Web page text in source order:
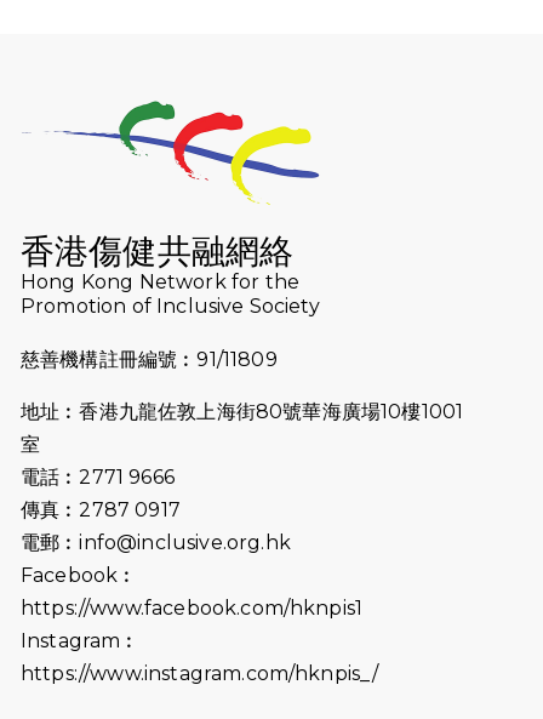
2026-07-23
猛龍長跑隊恆常練習 - 7月23日
（19:00開始）
猛龍長跑隊恆常練習 - 7月16日
2026-07-10
【猛龍戈壁118公里分享暨香港傷健共
融網絡15周年晚宴】
2026-07-09
猛龍長跑隊恆常練習 - 7月9日（19:00
2026-07-02
2026-06-25
（19:00開始）
2026-06-18
猛龍長跑隊恆常練習 - 6月18日
2026-06-11
猛龍長跑隊恆常練習 - 6月11日（19:00
香港傷健共融網絡
Hong Kong Network for the
Promotion of Inclusive Society
慈善機構註冊編號︰91/11809
地址︰香港九龍佐敦上海街80號華海廣場10樓1001
室
電話︰2771 9666
傳真︰2787 0917
電郵︰info@inclusive.org.hk
Facebook︰
https://www.facebook.com/hknpis1
Instagram︰
https://www.instagram.com/hknpis_/